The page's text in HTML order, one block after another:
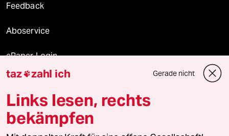
Feedback
Aboservice
ePaper Login
Downloads für Abonnierende
© 2026 taz Verlags und Vertriebs GmbH
taz zahl ich Gerade nicht
Links lesen, rechts
bekämpfen